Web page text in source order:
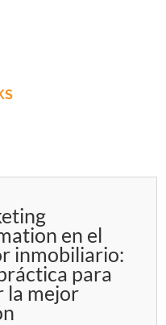
en el
inmobiliario:
para
la mejor